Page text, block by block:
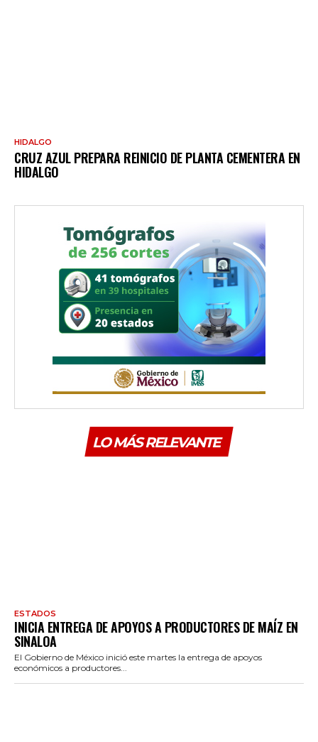
HIDALGO
CRUZ AZUL PREPARA REINICIO DE PLANTA CEMENTERA EN
HIDALGO
LO MÁS RELEVANTE
ESTADOS
INICIA ENTREGA DE APOYOS A PRODUCTORES DE MAÍZ EN
SINALOA
El Gobierno de México inició este martes la entrega de apoyos
económicos a productores...